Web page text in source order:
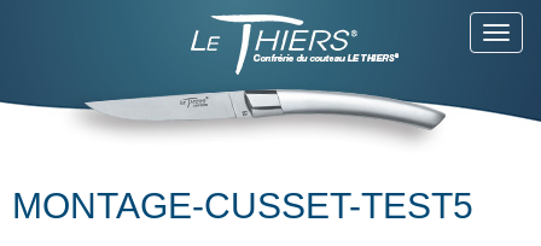
MONTAGE-CUSSET-TEST5